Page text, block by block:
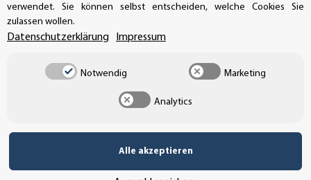
info@aufkleberdealer.de
UNSER AFFILIATE-PROGRAMM
UNSERE ZAHLUNGSARTEN*
SSL-Verschlüsselung
verwendet. Sie können selbst entscheiden, welche Cookies Sie
zulassen wollen.
Datenschutzerklärung Impressum
Notwendig Marketing
Analytics
Alle akzeptieren